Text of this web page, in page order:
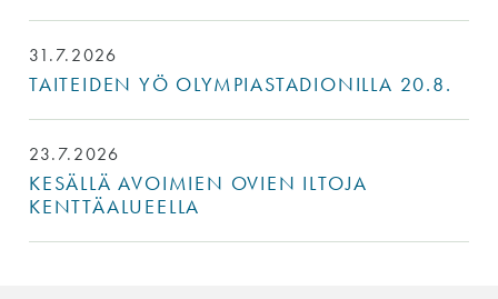
31.7.2026
TAITEIDEN YÖ OLYMPIASTADIONILLA 20.8.
23.7.2026
KESÄLLÄ AVOIMIEN OVIEN ILTOJA
KENTTÄALUEELLA